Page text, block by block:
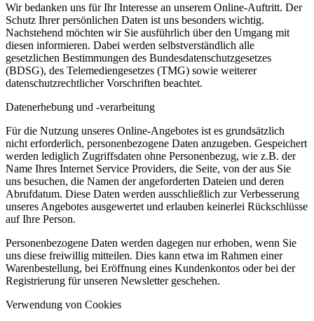
Wir bedanken uns für Ihr Interesse an unserem Online-Auftritt. Der
Schutz Ihrer persönlichen Daten ist uns besonders wichtig.
Nachstehend möchten wir Sie ausführlich über den Umgang mit
diesen informieren. Dabei werden selbstverständlich alle
gesetzlichen Bestimmungen des Bundesdatenschutzgesetzes
(BDSG), des Telemediengesetzes (TMG) sowie weiterer
datenschutzrechtlicher Vorschriften beachtet.
Datenerhebung und -verarbeitung
Für die Nutzung unseres Online-Angebotes ist es grundsätzlich
nicht erforderlich, personenbezogene Daten anzugeben. Gespeichert
werden lediglich Zugriffsdaten ohne Personenbezug, wie z.B. der
Name Ihres Internet Service Providers, die Seite, von der aus Sie
uns besuchen, die Namen der angeforderten Dateien und deren
Abrufdatum. Diese Daten werden ausschließlich zur Verbesserung
unseres Angebotes ausgewertet und erlauben keinerlei Rückschlüsse
auf Ihre Person.
Personenbezogene Daten werden dagegen nur erhoben, wenn Sie
uns diese freiwillig mitteilen. Dies kann etwa im Rahmen einer
Warenbestellung, bei Eröffnung eines Kundenkontos oder bei der
Registrierung für unseren Newsletter geschehen.
Verwendung von Cookies